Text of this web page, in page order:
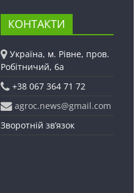
КОНТАКТИ
Україна, м. Рівне, пров.
Робітничий, 6а
+38 067 364 71 72
agroc.news@gmail.com
Зворотній зв’язок